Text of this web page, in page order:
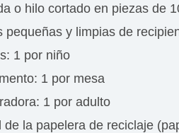
o hilo cortado en piezas de
pequeñas y limpias de
1 por niño
1 por mesa
1 por adulto
de la papelera de reciclaje